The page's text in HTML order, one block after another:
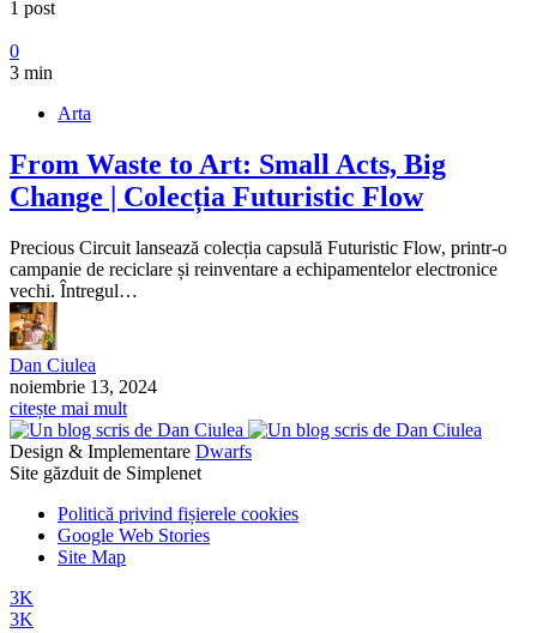
1 post
0
3 min
Arta
From Waste to Art: Small Acts, Big
Change | Colecția Futuristic Flow
Precious Circuit lansează colecția capsulă Futuristic Flow, printr-o
campanie de reciclare și reinventare a echipamentelor electronice
vechi. Întregul…
Dan Ciulea
noiembrie 13, 2024
citește mai mult
Design & Implementare Dwarfs
Site găzduit de Simplenet
Politică privind fișierele cookies
Google Web Stories
Site Map
3K
3K